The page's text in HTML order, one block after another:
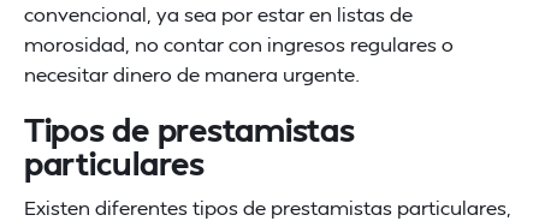
convencional, ya sea por estar en listas de
morosidad, no contar con ingresos regulares o
necesitar dinero de manera urgente.
Tipos de prestamistas
particulares
Existen diferentes tipos de prestamistas particulares,